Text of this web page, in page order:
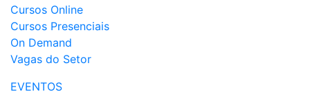
Cursos Online
Cursos Presenciais
On Demand
Vagas do Setor
EVENTOS